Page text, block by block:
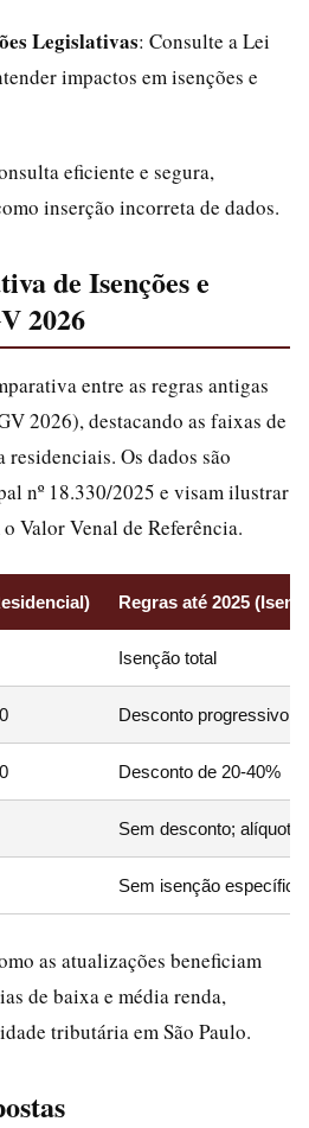
Legislativas: Consulte a Lei
impactos em isenções e
eficiente e segura,
inserção incorreta de dados.
de Isenções e
2026
entre as regras antigas
2026), destacando as faixas de
residenciais. Os dados são
nº 18.330/2025 e visam ilustrar
Valor Venal de Referência.
Regras até 2025
Isenção total
Desconto progressivo
Desconto de 20-40%
Sem desconto; alíquota
Sem isenção específica
as atualizações beneficiam
de baixa e média renda,
tributária em São Paulo.